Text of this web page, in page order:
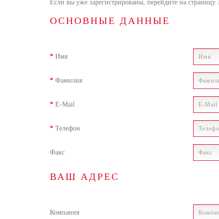
Если вы уже зарегистрированы, перейдите на страницу
ОСНОВНЫЕ ДАННЫЕ
Имя
Фамилия
E-Mail
Телефон
Факс
ВАШ АДРЕС
Компания